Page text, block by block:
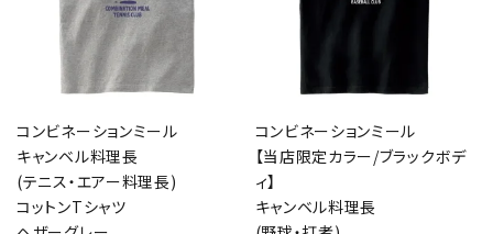
コンビネーションミール
キャンベル料理長
(テニス・エアー料理長)
コットンTシャツ
コンビネーションミール
【当店限定カラー/ブラックボデ
ィ】
キャンベル料理長